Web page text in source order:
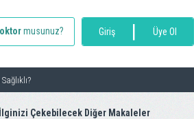
musunuz? Giriş | Üye Ol
Çekebilecek Diğer Makaleler